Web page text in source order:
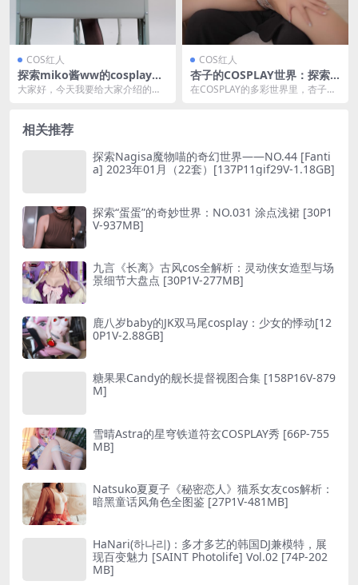
COS红人
探索miko酱ww的cosplay世
界：风纪委员的魅力[40P-257
大家好，今天我要给大家介绍的是
COS红人
杏子的COSPLAY世界：探索
角色扮演的艺术与魅力 [140P-
在COSPLAY的多彩世界里，杏子以
相关推荐
探索Nagisa魔物喵的奇幻世界——NO.44 [Fanti
a] 2023年01月（22套）[137P11gif29V-1.18GB]
探索“蛋蛋”的奇妙世界：NO.031 涂点浅裙 [30P1
V-937MB]
九言《长离》古风cos全解析：灵动侠女造型与场
景细节大盘点 [30P1V-277MB]
鹿八岁baby的JK双马尾cosplay：少女的悸动[12
0P1V-2.88GB]
糖果果Candy的舰长提督视图合集 [158P16V-879
M]
雪晴Astra的星穹铁道符玄COSPLAY秀 [66P-755
MB]
Natsuko夏夏子《秘密恋人》猫系女友cos解析：
暗黑童话风角色全图鉴 [27P1V-481MB]
HaNari(하나리)：多才多艺的韩国DJ兼模特，展
现百变魅力 [SAINT Photolife] Vol.02 [74P-202
MB]